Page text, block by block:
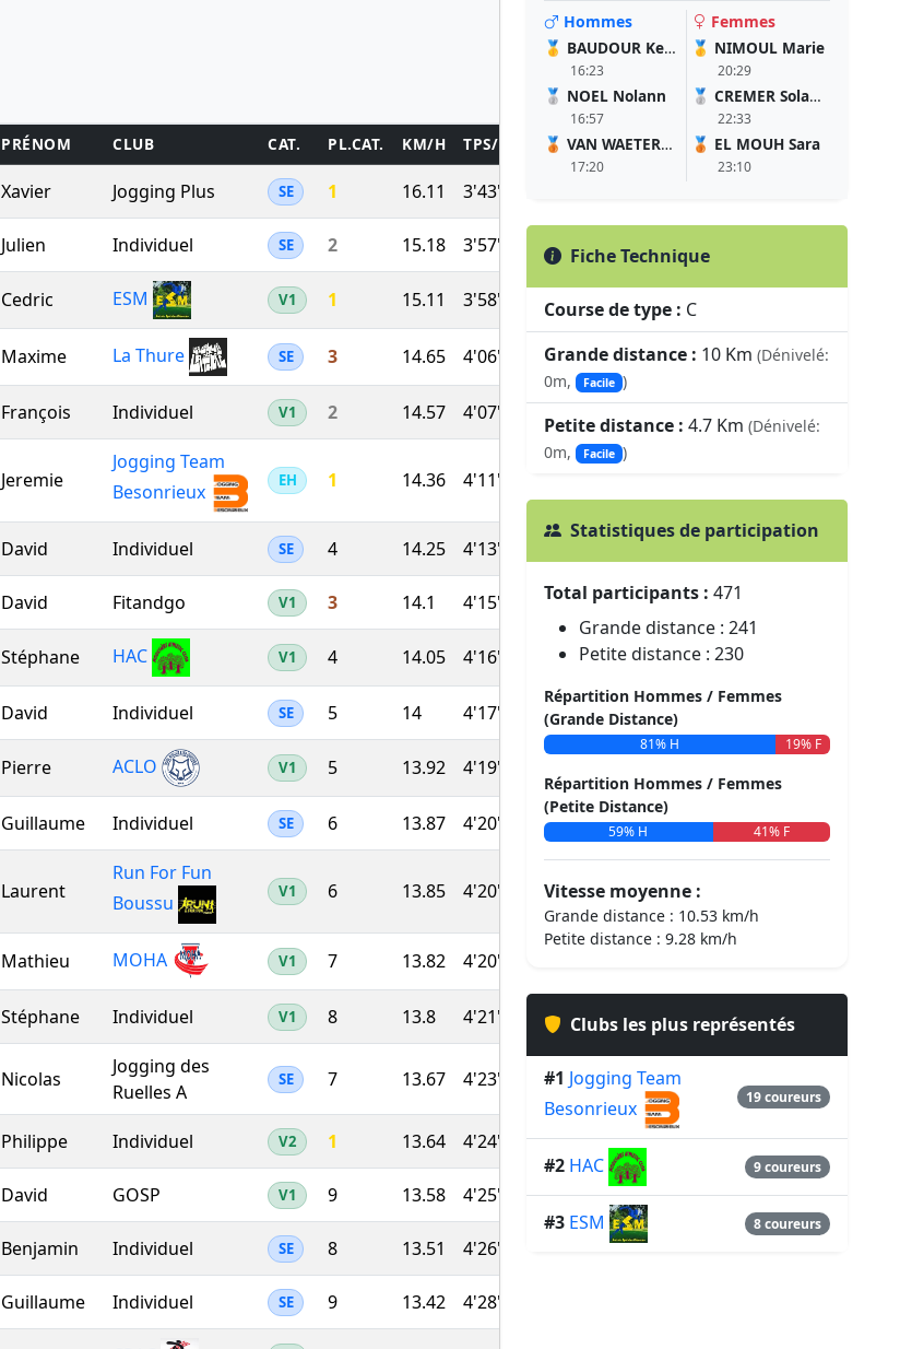
PRÉNOM CLUB CAT. PL.CAT. KM/H TPS/KM TEMPS POINTS DIPLÔME
Xavier Jogging Plus SE 1 16.11 3'43''
Julien Individuel SE 2 15.18 3'57'' 39:31 942
Cedric ESM V1 1 15.11 3'58'' 39:43 938
Maxime La Thure SE 3 14.65 4'06'' 40:58 923
François Individuel V1 2 14.57 4'07''
Jeremie
Jogging Team
Besonrieux
EH 1 14.36 4'11''
David Individuel SE 4 14.25 4'13''
David Fitandgo V1 3 14.1 4'15'' 42:34 899
Stéphane HAC V1 4 14.05 4'16'' 42:43 896
David Individuel SE 5 14 4'17'' 42:51 893
Pierre ACLO V1 5 13.92 4'19''
Guillaume Individuel SE 6 13.87 4'20'' 43:15 885
Laurent
Run For Fun
Boussu
V1 6 13.85 4'20'' 43:20 882
Mathieu MOHA V1 7 13.82 4'20''
Stéphane Individuel V1 8 13.8 4'21'' 43:28 877
Nicolas
Jogging des
Ruelles A
SE 7 13.67 4'23'' 43:53 871
Philippe Individuel V2 1 13.64 4'24'' 43:59 868
David GOSP V1 9 13.58 4'25'' 44:10 864
Benjamin Individuel SE 8 13.51 4'26'' 860
Guillaume Individuel SE 9 13.42 4'28''
Hommes
🥇 BAUDOUR Kenny
16:23
🥈 NOEL Nolann
16:57
🥉 VAN WAETERMEULEN Yanis
17:20
Femmes
🥇 NIMOUL Marie
20:29
🥈 CREMER Solange
22:33
🥉 EL MOUH Sara
23:10
Fiche Technique
Course de type : C
Grande distance : 10 Km (Dénivelé:
0m,
Facile )
Petite distance : 4.7 Km (Dénivelé:
0m,
Facile )
Statistiques de participation
Total participants : 471
Grande distance : 241
Petite distance : 230
Répartition Hommes / Femmes
(Grande Distance)
81% H 19% F
Répartition Hommes / Femmes
(Petite Distance)
59% H 41% F
Vitesse moyenne :
Grande distance : 10.53 km/h
Petite distance : 9.28 km/h
Clubs les plus représentés
#1 Jogging Team
Besonrieux
19 coureurs
#2 HAC 9 coureurs
#3 ESM 8 coureurs